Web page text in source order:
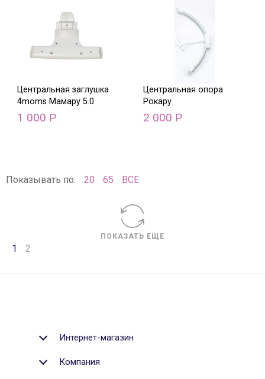
Центральная заглушка
4moms Мамару 5.0
1 000 Р
Центральная опора
Рокару
2 000 Р
Показывать по: 20 65 ВСЕ
ПОКАЗАТЬ ЕЩЕ
1 2
Интернет-магазин
Компания